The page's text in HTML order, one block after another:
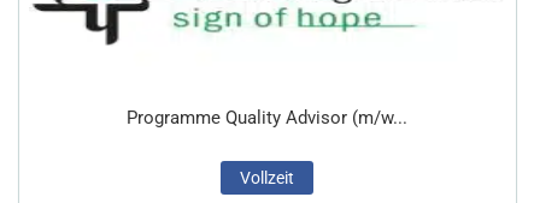
Programme Quality Advisor (m/w...
Vollzeit